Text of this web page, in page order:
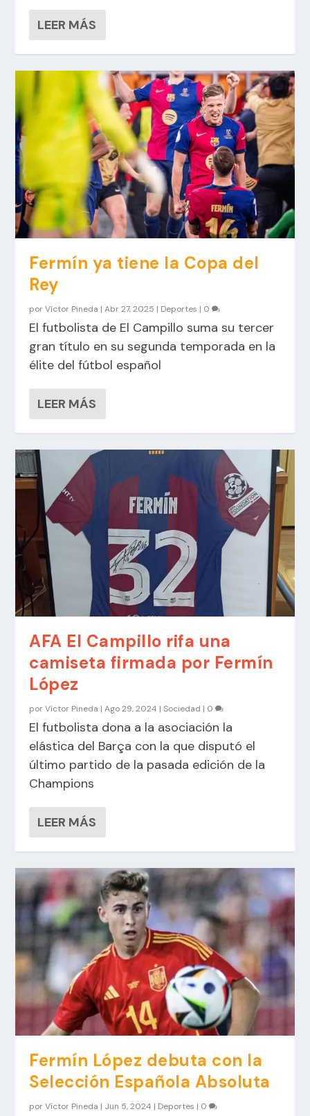
LEER MÁS
Fermín ya tiene la Copa del
Rey
porVíctor Pineda |Abr 27, 2025 | Deportes | 0
El futbolista de El Campillo suma su tercer
gran título en su segunda temporada en la
élite del fútbol español
LEER MÁS
AFA El Campillo rifa una
camiseta firmada por Fermín
López
porVíctor Pineda |Ago 29, 2024 |Sociedad | 0
El futbolista dona a la asociación la
elástica del Barça con la que disputó el
último partido de la pasada edición de la
Champions
LEER MÁS
Fermín López debuta con la
Selección Española Absoluta
porVíctor Pineda | Jun 5, 2024 | Deportes | 0